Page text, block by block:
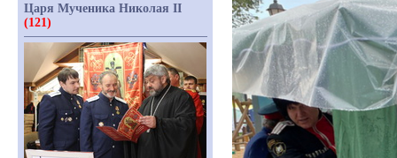
Царя Мученика Николая II
(121)